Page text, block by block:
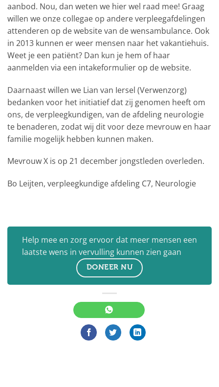
aanbod. Nou, dan weten we hier wel raad mee! Graag
willen we onze collegae op andere verpleegafdelingen
attenderen op de website van de wensambulance. Ook
in 2013 kunnen er weer mensen naar het vakantiehuis.
Weet je een patiënt? Dan kun je hem of haar
aanmelden via een intakeformulier op de website.
Daarnaast willen we Lian van Iersel (Verwenzorg)
bedanken voor het initiatief dat zij genomen heeft om
ons, de verpleegkundigen, van de afdeling neurologie
te benaderen, zodat wij dit voor deze mevrouw en haar
familie mogelijk hebben kunnen maken.
Mevrouw X is op 21 december jongstleden overleden.
Bo Leijten, verpleegkundige afdeling C7, Neurologie
Help mee en zorg ervoor dat meer mensen een
laatste wens in vervulling kunnen zien gaan
DONEER NU